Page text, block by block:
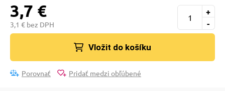
psov
3,7 €
3,1 € bez DPH -
+
Vložit do košíku
Porovnať Pridať medzi obľúbené